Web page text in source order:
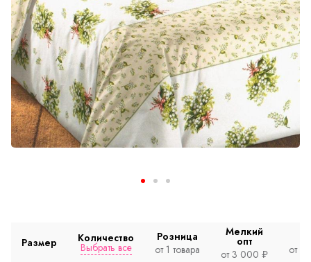
Размер Количество
Выбрать все
Розница
от 1 товара
Мелкий
опт
от 3 000 ₽
от